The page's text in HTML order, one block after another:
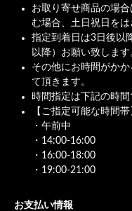
お取り寄せ商品の場
む場合、土日祝日をは
指定到着日は3日後以
以降）お願い致します
その他にお時間がか
て頂きます。
時間指定は下記の時間
【ご指定可能な時間帯
・午前中
・14:00-16:00
・16:00-18:00
・19:00-21:00
お支払い情報